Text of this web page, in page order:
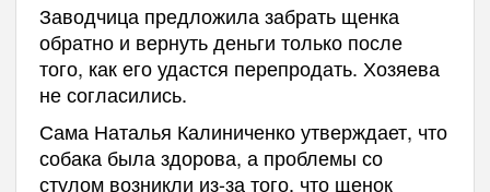
Заводчица предложила забрать щенка
обратно и вернуть деньги только после
того, как его удастся перепродать. Хозяева
не согласились.
Сама Наталья Калиниченко утверждает, что
собака была здорова, а проблемы со
стулом возникли из-за того, что щенок